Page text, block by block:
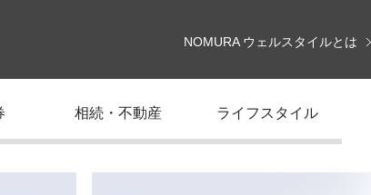
NOMURA ウェルスタイルとは
相続・不動産 ライフスタイル